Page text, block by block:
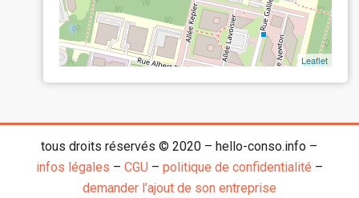
Leaflet
tous droits réservés © 2020 – hello-conso.info –
infos légales – CGU – politique de confidentialité –
demander l’ajout de son entreprise